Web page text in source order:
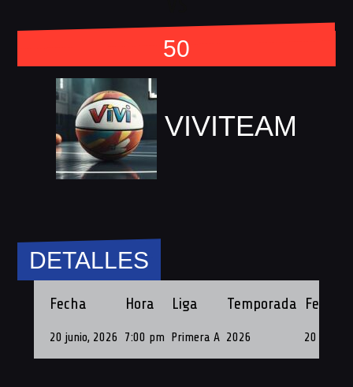
50
VIVITEAM
DETALLES
Fecha Hora Liga Temporada Fecha
20 junio, 2026 7:00 pm Primera A 2026 20 de